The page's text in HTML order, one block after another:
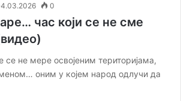
0
час који се не сме
се не мере освојеним територијама,
оним у којем народ одлучи да